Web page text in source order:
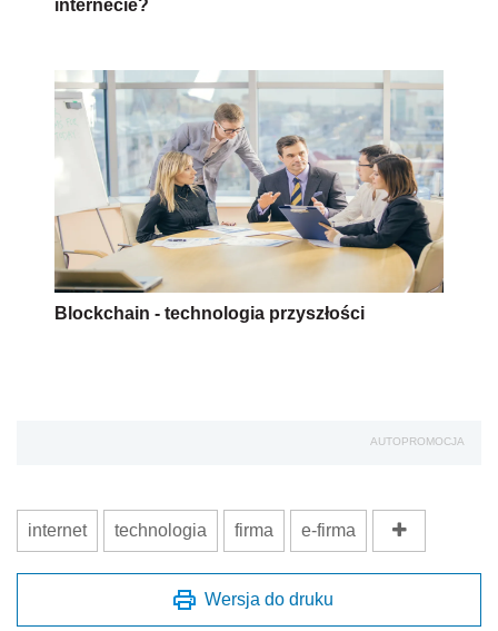
internecie?
Blockchain - technologia przyszłości
AUTOPROMOCJA
internet technologia firma e-firma
Wersja do druku